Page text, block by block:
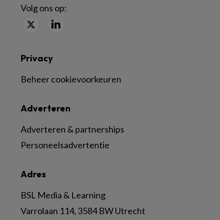
Volg ons op:
Adres
BSL Media & Learning
Varrolaan 114, 3584 BW Utrecht
Adverteren
Adverteren & partnerships
Personeelsadvertentie
Privacy
Beheer cookievoorkeuren